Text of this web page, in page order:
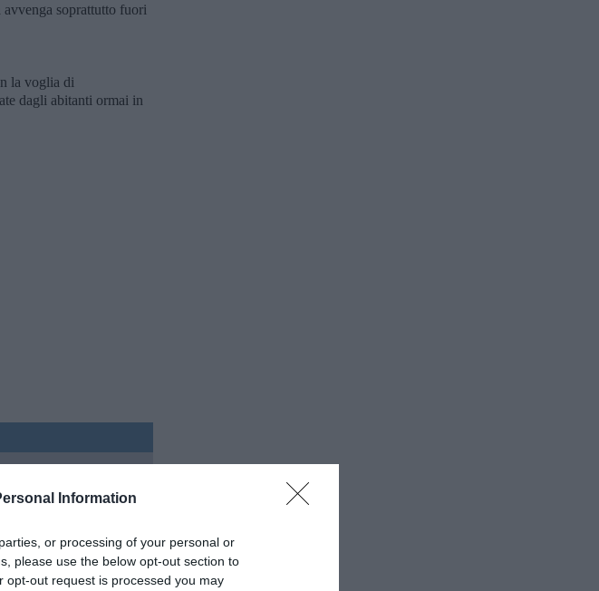
Information
or processing of your personal or
please use the below opt-out section to
opt-out request is processed you may
avvenga soprattutto fuori
la voglia di
dagli abitanti ormai in